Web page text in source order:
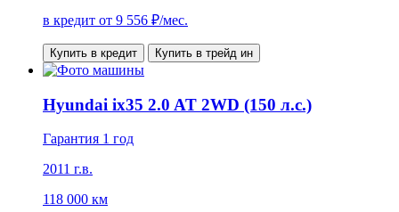
в кредит от 9 556 ₽/мес.
Купить в кредит Купить в трейд ин
Hyundai ix35 2.0 AT 2WD (150 л.с.)
Гарантия 1 год
2011 г.в.
118 000 км